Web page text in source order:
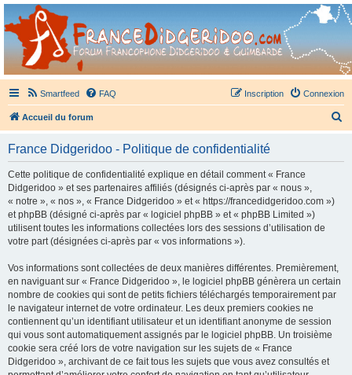
France Didgeridoo
Didgeridoo et Guimbarde sur France Didgeridoo - retrouvez la communauté.
Smartfeed FAQ Connexion
Inscription
Accueil du forum
France Didgeridoo - Politique de confidentialité
Cette politique de confidentialité explique en détail comment « France
Didgeridoo » et ses partenaires affiliés (désignés ci-après par « nous »,
« notre », « nos », « France Didgeridoo » et « https://francedidgeridoo.com »)
et phpBB (désigné ci-après par « logiciel phpBB » et « phpBB Limited »)
utilisent toutes les informations collectées lors des sessions d’utilisation de
votre part (désignées ci-après par « vos informations »).
Vos informations sont collectées de deux manières différentes. Premièrement,
en naviguant sur « France Didgeridoo », le logiciel phpBB génèrera un certain
nombre de cookies qui sont de petits fichiers téléchargés temporairement par
le navigateur internet de votre ordinateur. Les deux premiers cookies ne
contiennent qu’un identifiant utilisateur et un identifiant anonyme de session
qui vous sont automatiquement assignés par le logiciel phpBB. Un troisième
cookie sera créé lors de votre navigation sur les sujets de « France
Didgeridoo », archivant de ce fait tous les sujets que vous avez consultés et